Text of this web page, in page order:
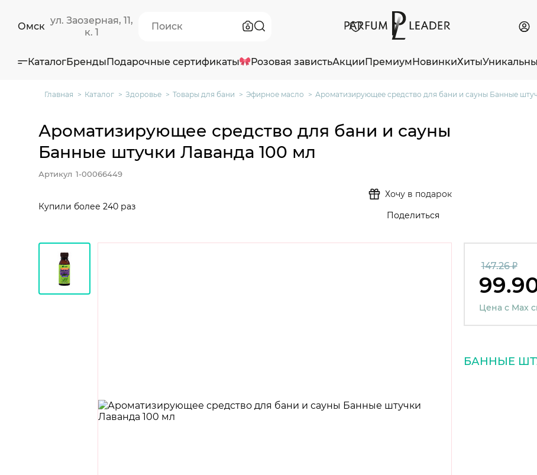
Омск
ул. Заозерная, 11,
к. 1
КаталогБрендыПодарочные сертификаты Розовая завистьАкцииПремиумНовинкиХиты
Главная Каталог Здоровье Товары для бани Эфирное масло Ароматизирующее средство для бани и сауны Банные
Ароматизирующее средство для бани и сауны
Банные штучки Лаванда 100 мл
Артикул 1-00066449
Купили более 240 раз
Хочу в подарок
Поделиться
147.26 ₽
Цена с Max
БАННЫЕ